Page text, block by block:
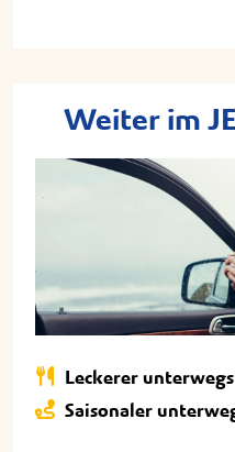
Weiter im
Leckerer unterwegs
Saisonaler